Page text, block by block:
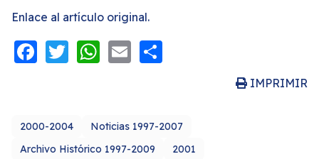
Enlace al artículo original.
Facebook
Twitter
WhatsApp
Email
IMPRIMIR
2000-2004
Noticias 1997-2007
Archivo Histórico 1997-2009
2001